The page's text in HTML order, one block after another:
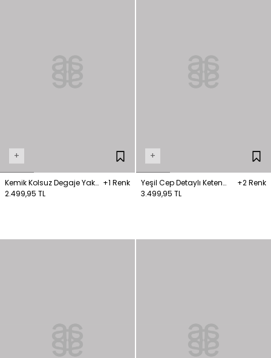
+
Kemik Kolsuz Degaje Yaka
Bluz
+1 Renk
2.499,95 TL
+
Yeşil Cep Detaylı Keten
Bluz
+2 Renk
3.499,95 TL